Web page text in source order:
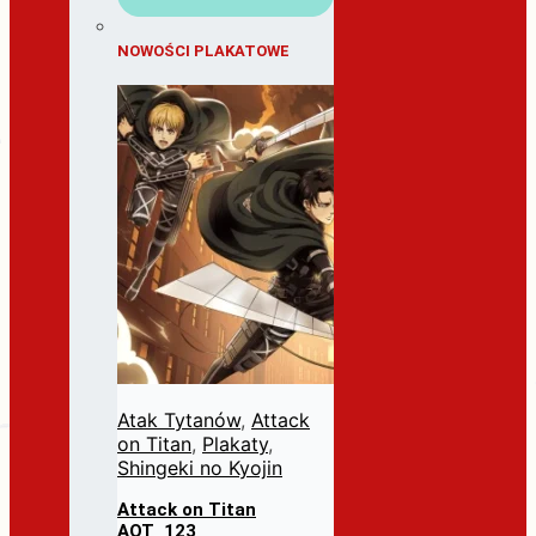
NOWOŚCI PLAKATOWE
Atak Tytanów, Attack
on Titan, Plakaty,
Shingeki no Kyojin
Attack on Titan
AOT_123